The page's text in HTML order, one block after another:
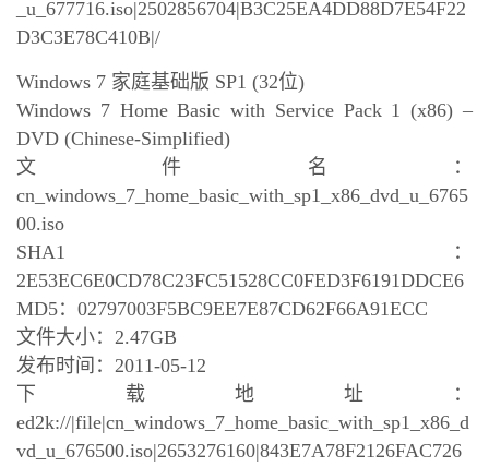
_u_677716.iso|2502856704|B3C25EA4DD88D7E54F22
D3C3E78C410B|/
Windows 7 家庭基础版 SP1 (32位)
Windows 7 Home Basic with Service Pack 1 (x86) –
DVD (Chinese-Simplified)
文件名：
cn_windows_7_home_basic_with_sp1_x86_dvd_u_6765
00.iso
SHA1：
2E53EC6E0CD78C23FC51528CC0FED3F6191DDCE6
MD5：02797003F5BC9EE7E87CD62F66A91ECC
文件大小：2.47GB
发布时间：2011-05-12
下载地址：
ed2k://|file|cn_windows_7_home_basic_with_sp1_x86_d
vd_u_676500.iso|2653276160|843E7A78F2126FAC726